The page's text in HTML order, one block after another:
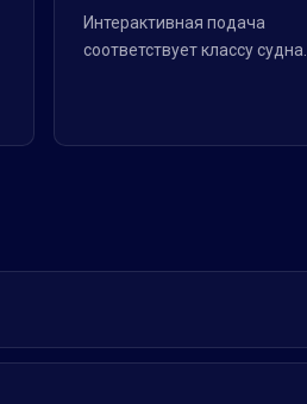
Интерактивная подача
соответствует классу судна.